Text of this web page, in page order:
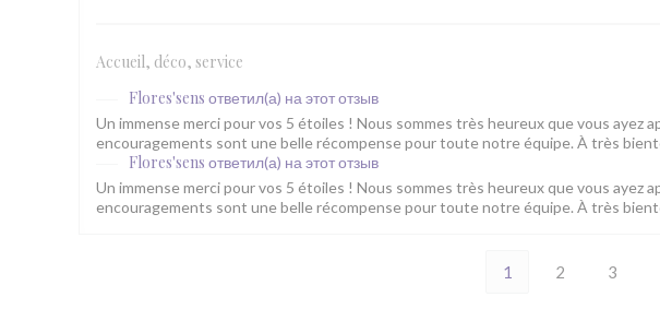
Accueil, déco, service
Flores'sens ответил(а) на этот отзыв
Un immense merci pour vos 5 étoiles ! Nous sommes très heureux que vous ayez
encouragements sont une belle récompense pour toute notre équipe. À très
Flores'sens ответил(а) на этот отзыв
Un immense merci pour vos 5 étoiles ! Nous sommes très heureux que vous ayez
encouragements sont une belle récompense pour toute notre équipe. À très
1 2 3